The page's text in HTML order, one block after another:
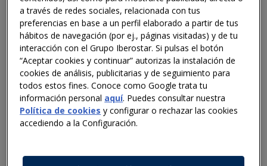
En el panorama actual de tan rápida evolución, las
empresas se enfrentan a nuevos desafíos a la vez que a
sus éxitos del pasado. A pesar de que muchas
empresas han forjado grandes caminos en sus
respectivos sectores, con el paso del tiempo es
necesario reinventarse y adaptarse para seguir siendo
competitivos. Hoy en día, no es suficiente ser líder en
el sector si no se dispone de un propósito más elevado
que impulse las iniciativas.
a través de redes sociales, relacionada con tus
preferencias en base a un perfil elaborado a partir de tus
hábitos de navegación (por ej., páginas visitadas) y de tu
interacción con el Grupo Iberostar. Si pulsas el botón
“Aceptar cookies y continuar” autorizas la instalación de
cookies de análisis, publicitarias y de seguimiento para
todos estos fines. Conoce como Google trata tu
información personal aquí. Puedes consultar nuestra
Política de cookies y configurar o rechazar las cookies
accediendo a la Configuración.